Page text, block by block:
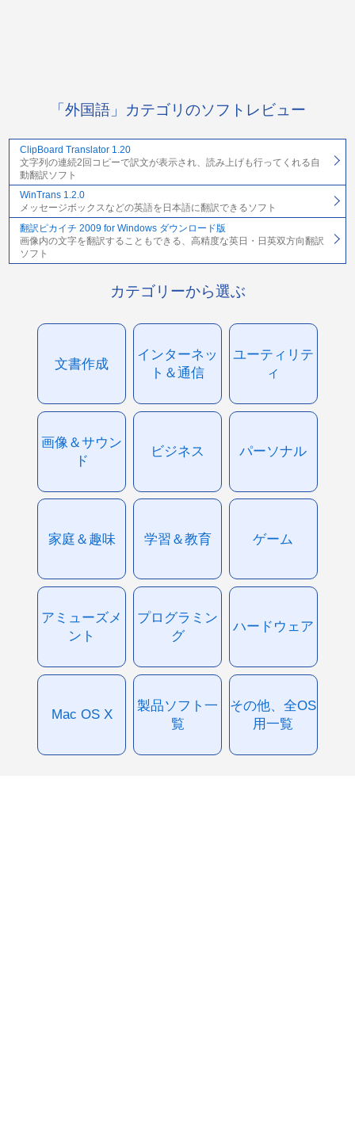
「外国語」カテゴリのソフトレビュー
ClipBoard Translator 1.20
文字列の連続2回コピーで訳文が表示され、読み上げも行ってくれる自
動翻訳ソフト
WinTrans 1.2.0
メッセージボックスなどの英語を日本語に翻訳できるソフト
翻訳ピカイチ 2009 for Windows ダウンロード版
画像内の文字を翻訳することもできる、高精度な英日・日英双方向翻訳
ソフト
カテゴリーから選ぶ
文書作成
インターネッ
ト＆通信
ユーティリテ
ィ
画像＆サウン
ド
ビジネス パーソナル
家庭＆趣味 学習＆教育 ゲーム
アミューズメ
ント
プログラミン
グ
ハードウェア
Mac OS X
製品ソフト一
覧
その他、全OS
用一覧